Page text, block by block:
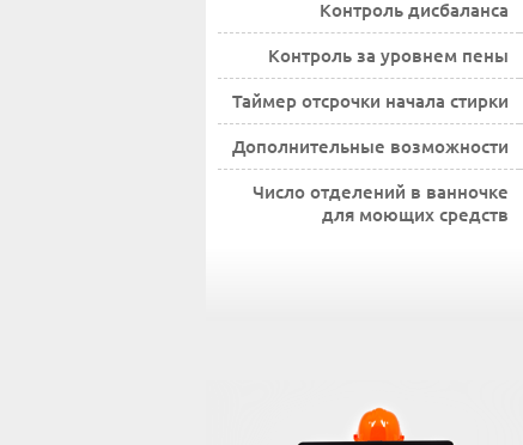
Контроль дисбаланса
Контроль за уровнем пены
Таймер отсрочки начала стирки
Дополнительные возможности
Число отделений в ванночке
для моющих средств